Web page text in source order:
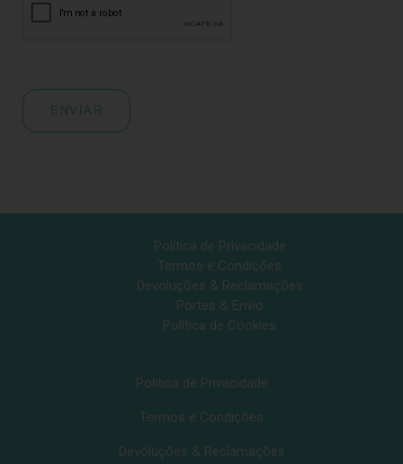
ENVIAR
Política de Privacidade
Termos e Condições
Devoluções & Reclamações
Portes & Envio
Política de Cookies
Política de Privacidade
Termos e Condições
Devoluções & Reclamações